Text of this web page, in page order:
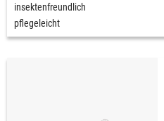
insektenfreundlich
pflegeleicht